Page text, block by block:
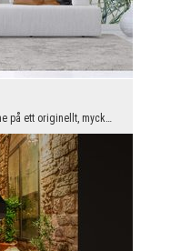
Om du vill dekorera ditt utrymme på ett originellt, mycket elegant och okonventionellt sätt, är d...